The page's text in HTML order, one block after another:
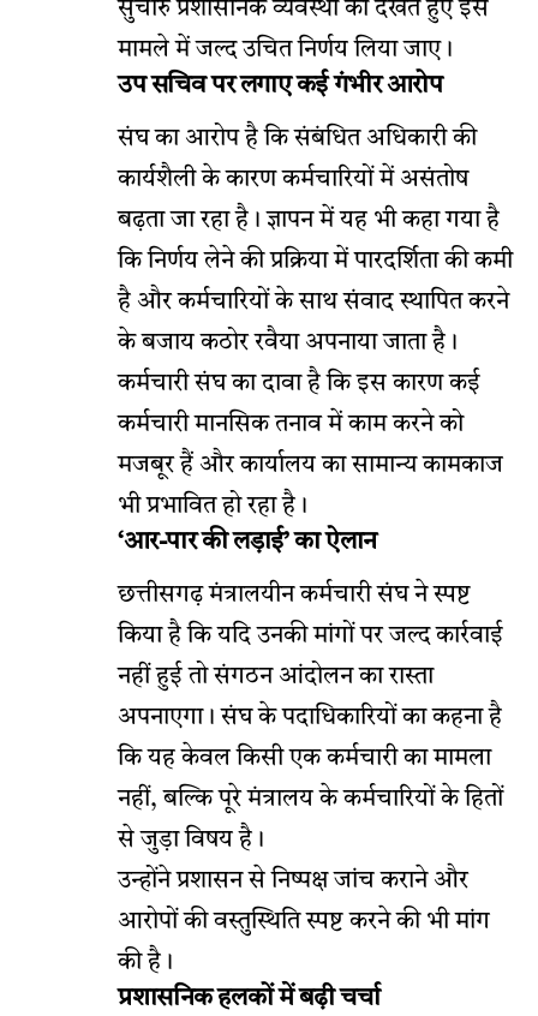
सुचारु प्रशासनिक व्यवस्था को देखते हुए इस
मामले में जल्द उचित निर्णय लिया जाए।
उप सचिव पर लगाए कई गंभीर आरोप
संघ का आरोप है कि संबंधित अधिकारी की
कार्यशैली के कारण कर्मचारियों में असंतोष
बढ़ता जा रहा है। ज्ञापन में यह भी कहा गया है
कि निर्णय लेने की प्रक्रिया में पारदर्शिता की कमी
है और कर्मचारियों के साथ संवाद स्थापित करने
के बजाय कठोर रवैया अपनाया जाता है।
कर्मचारी संघ का दावा है कि इस कारण कई
कर्मचारी मानसिक तनाव में काम करने को
मजबूर हैं और कार्यालय का सामान्य कामकाज
भी प्रभावित हो रहा है।
‘आर-पार की लड़ाई’ का ऐलान
छत्तीसगढ़ मंत्रालयीन कर्मचारी संघ ने स्पष्ट
किया है कि यदि उनकी मांगों पर जल्द कार्रवाई
नहीं हुई तो संगठन आंदोलन का रास्ता
अपनाएगा। संघ के पदाधिकारियों का कहना है
कि यह केवल किसी एक कर्मचारी का मामला
नहीं, बल्कि पूरे मंत्रालय के कर्मचारियों के हितों
से जुड़ा विषय है।
उन्होंने प्रशासन से निष्पक्ष जांच कराने और
आरोपों की वस्तुस्थिति स्पष्ट करने की भी मांग
की है।
प्रशासनिक हलकों में बढ़ी चर्चा